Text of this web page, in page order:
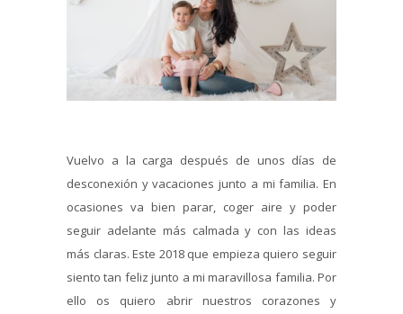
Vuelvo a la carga después de unos días de
desconexión y vacaciones junto a mi familia. En
ocasiones va bien parar, coger aire y poder
seguir adelante más calmada y con las ideas
más claras. Este 2018 que empieza quiero seguir
siento tan feliz junto a mi maravillosa familia. Por
ello os quiero abrir nuestros corazones y